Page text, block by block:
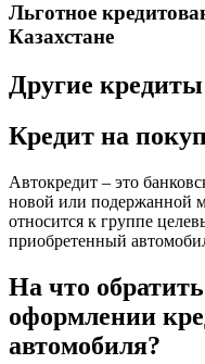
Льготное
Казахстане
Другие кредиты
Кредит на
Автокредит – это
новой или подержанной
относится к группе
приобретенный
На что
оформлении
автомобиля?